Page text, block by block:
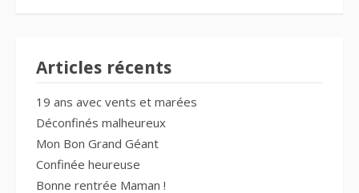
Articles récents
19 ans avec vents et marées
Déconfinés malheureux
Mon Bon Grand Géant
Confinée heureuse
Bonne rentrée Maman !